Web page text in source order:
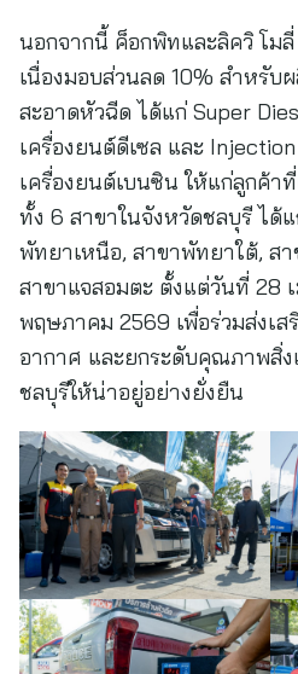
นอกจากนี้ ค็อกพิทและลิควิ โม
เนื่องมอบส่วนลด 10% สำหรั
สะอาดหัวฉีด ได้แก่ Super
เครื่องยนต์ดีเซล และ
เครื่องยนต์เบนซิน ให้แก่ลูกค้า
ทั้ง 6 สาขาในจังหวัดชลบุรี ได้
พัทยาเหนือ, สาขาพัทยาใต้, ส
สาขาแจสอมตะ ตั้งแต่วันที่ 28
พฤษภาคม 2569 เพื่อร่วมส่งเ
อากาศ และยกระดับคุณภาพสิ่
ชลบุรีให้น่าอยู่อย่างยั่งยืน